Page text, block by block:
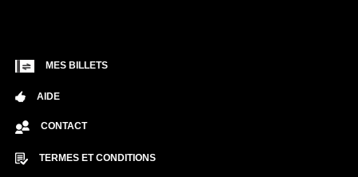
MES BILLETS
AIDE
CONTACT
TERMES ET CONDITIONS